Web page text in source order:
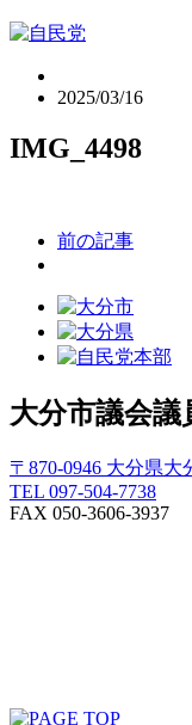
2025/03/16
IMG_4498
前の記事
大分市議会議
〒870-0946 大分県大
TEL 097-504-7738
FAX 050-3606-3937